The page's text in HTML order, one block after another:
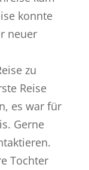
konnte
neuer
zu
Reise
es war für
Gerne
Tochter